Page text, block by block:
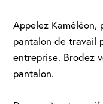
Appelez Kaméléon,
pantalon de travail
entreprise. Brodez
pantalon.